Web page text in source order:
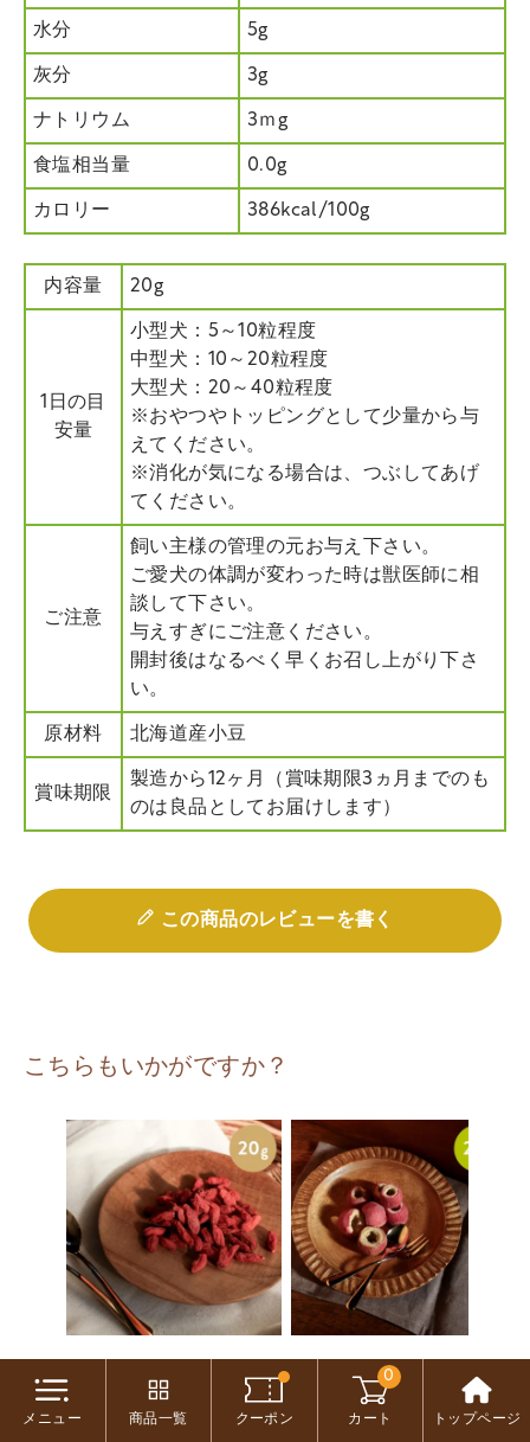
水分 5g
灰分 3g
ナトリウム 3ｍg
食塩相当量 0.0g
カロリー 386kcal/100g
内容量 20g
1日の目
安量
小型犬：5～10粒程度
中型犬：10～20粒程度
大型犬：20～40粒程度
※おやつやトッピングとして少量から与
えてください。
※消化が気になる場合は、つぶしてあげ
てください。
ご注意
飼い主様の管理の元お与え下さい。
ご愛犬の体調が変わった時は獣医師に相
談して下さい。
与えすぎにご注意ください。
開封後はなるべく早くお召し上がり下さ
い。
原材料 北海道産小豆
賞味期限
製造から12ヶ月（賞味期限3ヵ月までのも
のは良品としてお届けします）
この商品のレビューを書く
こちらもいかがですか？
【無添加】スマイル
薬膳 クコ実ちゃん 有
【無添加】スマイル
薬膳 フリーズドライ
メニュー 商品一覧 クーポン
0
カート トップページ